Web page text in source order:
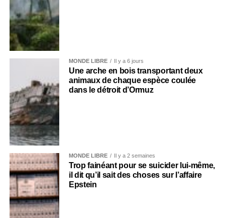
MONDE LIBRE Il y a 6 jours
Une arche en bois transportant deux
animaux de chaque espèce coulée
dans le détroit d’Ormuz
MONDE LIBRE Il y a 2 semaines
Trop fainéant pour se suicider lui-même,
il dit qu’il sait des choses sur l’affaire
Epstein